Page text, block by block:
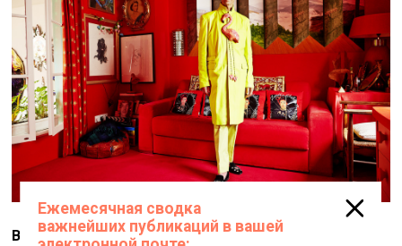
В биографии на вашем сайте я успел прочитать, что